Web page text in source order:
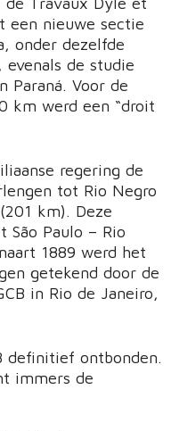
een nieuwe sectie
onder dezelfde
de studie
Paraná. Voor de
km werd een “droit
regering de
tot Rio Negro
km). Deze
São Paulo – Rio
1889 werd het
getekend door de
in Rio de Janeiro,
definitief ontbonden.
immers de